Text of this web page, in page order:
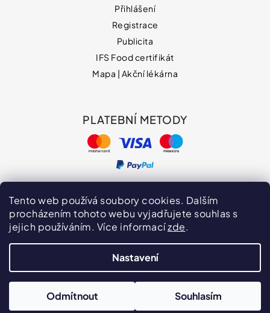
Tento web používá soubory cookies. Dalším
procházením tohoto webu vyjadřujete souhlas s
jejich používáním. Více informacízde.
Nastavení
Odmítnout Souhlasím
Přihlášení
Registrace
Publicita
IFS Food certifikát
Mapa | Akční lékárna
PLATEBNÍ METODY
Hodnocení obchodu VPOIS Publicita
Vytvořil Shoptet
Copyright 2026naturprodukt.cz. Všechna práva